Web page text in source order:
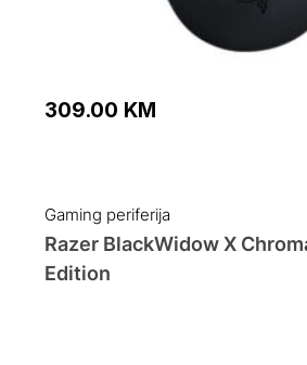
309.00 KM
Gaming periferija
Razer BlackWidow X
Edition